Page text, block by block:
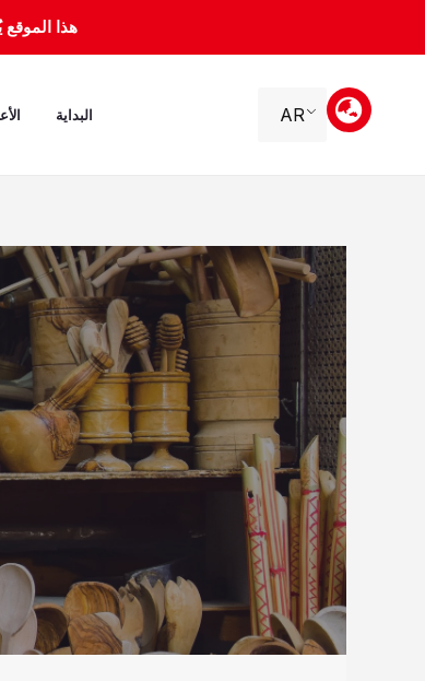
هذا الموقع
AR البداية